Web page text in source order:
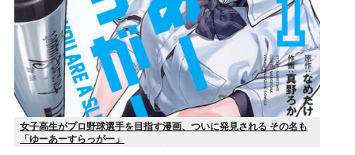
女子高生がプロ野球選手を目指す漫画、ついに発見される その名も
「ゆーあーすらっがー」